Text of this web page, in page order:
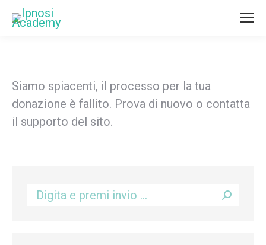
Siamo spiacenti, il processo per la tua
donazione è fallito. Prova di nuovo o contatta
il supporto del sito.